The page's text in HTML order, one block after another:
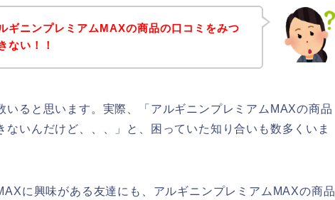
ギニンプレミアムMAXの商品の口コミをみつ
ない！！
いると思います。実際、「アルギニンプレミアムMAXの商品
ないんだけど、、、」と、困っていた知り合いも数多くいま
に興味がある友達にも、アルギニンプレミアムMAXの商品